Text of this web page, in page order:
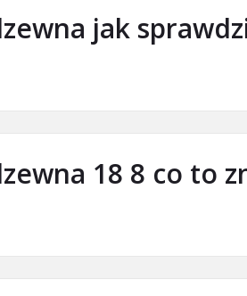
jak
18 8 co to